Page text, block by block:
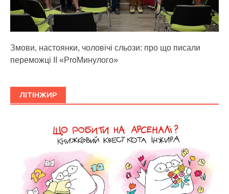
Змови, настоянки, чоловічі сльози: про що писали
переможці ІІ «ProМинулого»
ЛІТІНЖИР